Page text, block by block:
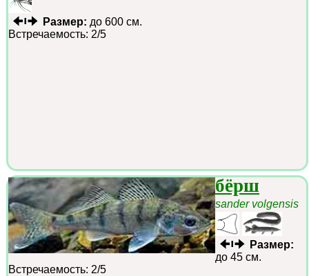
Размер: до 600 см.
Встречаемость: 2/5
бёрш
sander volgensis
Размер:
до 45 см.
Встречаемость: 2/5